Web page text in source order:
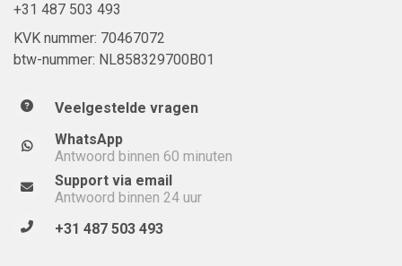
+31 487 503 493
KVK nummer: 70467072
btw-nummer: NL858329700B01
Veelgestelde vragen
WhatsApp
Antwoord binnen 60 minuten
Support via email
Antwoord binnen 24 uur
+31 487 503 493